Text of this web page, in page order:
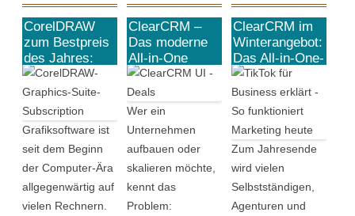
Integration
aussehen muss,
damit Profis davon
profitieren: KI als
Assistent, nicht als
Ersatz. Unter dem
Leitmotiv „Artist
Intelligence“ liefert
das Update
Funktionen, die
kreative Blockaden
Genau hier setzt
die CorelDRAW
Graphics Suite an.
Mit dem aktuellen
40 %-Rabatt auf
die 2025-Version
bekommst hier mit
CorelDRAW du
eine professionelle
Komplettlösung zu
einem Preis, der
schlichtweg zu viel
wollen. Für kleine
Teams, Startups
oder
inhabergeführte
Agenturen fühlen
sich Branchen-
Schwergewichte
wie HubSpot oder
Salesforce oft an,
als würde […]
CorelDRAW
zum Bestpreis
des Jahres:
Warum die
Grafiksoftware
mit 40% Rabatt
jetzt eine sehr
gute Wahl ist
Grafiksoftware ist
seit dem Beginn
der Computer-Ära
allgegenwärtig auf
vielen Rechnern.
ClearCRM –
Das moderne
All-in-One
CRM für
wachsende
Unternehmen
Wer ein
Unternehmen
aufbauen oder
skalieren möchte,
kennt das
Problem:
ClearCRM im
Winterangebot:
Das All-in-One-
CRM für alle,
die ihr
Business
steuern wollen
Zum Jahresende
wird vielen
Selbstständigen,
Agenturen und